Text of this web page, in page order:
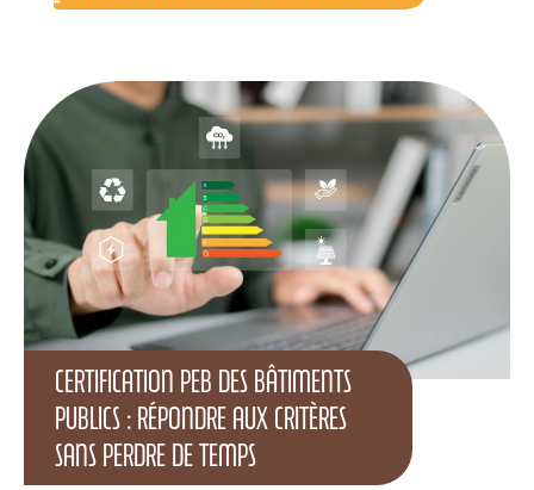
CERTIFICATION PEB DES BÂTIMENTS
PUBLICS : RÉPONDRE AUX CRITÈRES
SANS PERDRE DE TEMPS